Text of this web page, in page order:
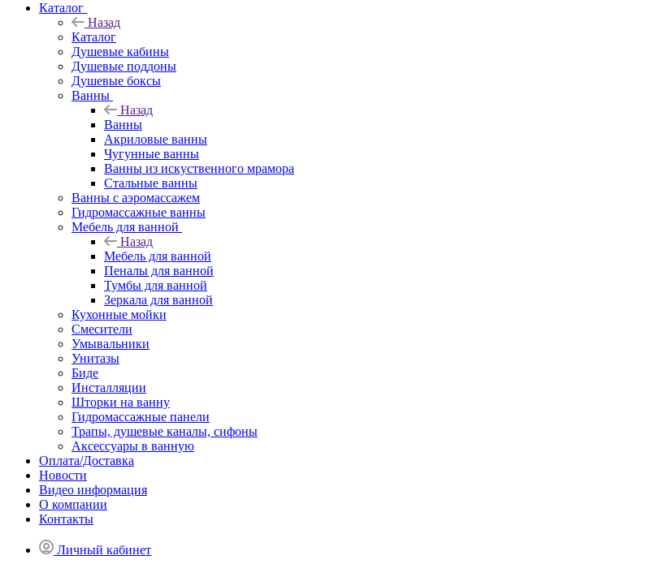
Каталог
Назад
Каталог
Душевые кабины
Душевые поддоны
Душевые боксы
Ванны
Назад
Ванны
Акриловые ванны
Чугунные ванны
Ванны из искуственного мрамора
Стальные ванны
Ванны с аэромассажем
Гидромассажные ванны
Мебель для ванной
Назад
Мебель для ванной
Пеналы для ванной
Тумбы для ванной
Зеркала для ванной
Кухонные мойки
Смесители
Умывальники
Унитазы
Биде
Инсталляции
Шторки на ванну
Гидромассажные панели
Трапы, душевые каналы, сифоны
Аксессуары в ванную
Оплата/Доставка
Новости
Видео информация
О компании
Контакты
Личный кабинет